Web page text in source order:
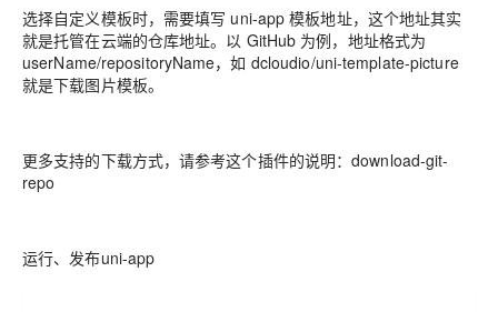
选择自定义模板时，需要填写 uni-app 模板地址，这个地址其实
就是托管在云端的仓库地址。以 GitHub 为例，地址格式为
userName/repositoryName，如 dcloudio/uni-template-picture
就是下载图片模板。
更多支持的下载方式，请参考这个插件的说明：download-git-
repo
运行、发布uni-app